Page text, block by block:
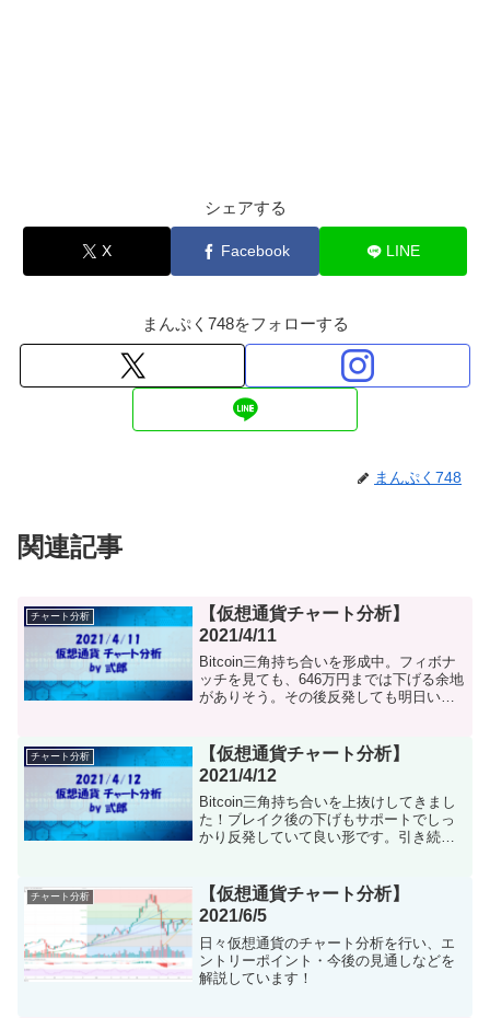
シェアする
X Facebook LINE
まんぷく748をフォローする
まんぷく748
関連記事
チャート分析
【仮想通貨チャート分析】
2021/4/11
Bitcoin三角持ち合いを形成中。フィボナ
ッチを見ても、646万円までは下げる余地
がありそう。その後反発しても明日いっ
上目線です！Ripple今日も引き続き上げ
ました...
チャート分析
【仮想通貨チャート分析】
2021/4/12
Bitcoin三角持ち合いを上抜けしてきまし
た！ブレイク後の下げもサポートでしっ
かり反発していて良い形です。引き続き
ラ形成中で上目線ですね。過去最高の673
万がレジにな...
チャート分析
【仮想通貨チャート分析】
2021/6/5
日々仮想通貨のチャート分析を行い、エ
ントリーポイント・今後の見通しなどを
解説しています！